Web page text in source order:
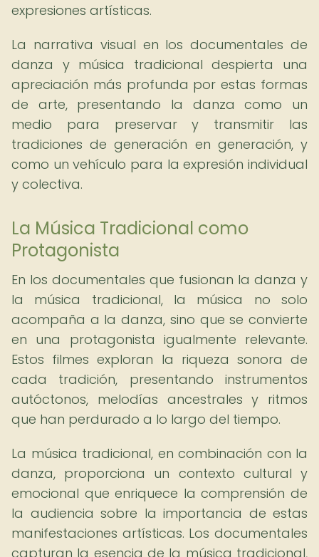
expresiones artísticas.
La narrativa visual en los documentales de
danza y música tradicional despierta una
apreciación más profunda por estas formas
de arte, presentando la danza como un
medio para preservar y transmitir las
tradiciones de generación en generación, y
como un vehículo para la expresión individual
y colectiva.
La Música Tradicional como
Protagonista
En los documentales que fusionan la danza y
la música tradicional, la música no solo
acompaña a la danza, sino que se convierte
en una protagonista igualmente relevante.
Estos filmes exploran la riqueza sonora de
cada tradición, presentando instrumentos
autóctonos, melodías ancestrales y ritmos
que han perdurado a lo largo del tiempo.
La música tradicional, en combinación con la
danza, proporciona un contexto cultural y
emocional que enriquece la comprensión de
la audiencia sobre la importancia de estas
manifestaciones artísticas. Los documentales
capturan la esencia de la música tradicional,